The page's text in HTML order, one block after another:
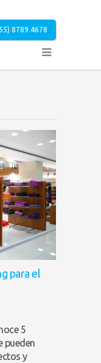
8789.4678
para el
5
pueden
y